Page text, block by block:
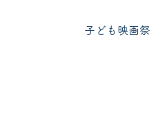
子ども映画祭